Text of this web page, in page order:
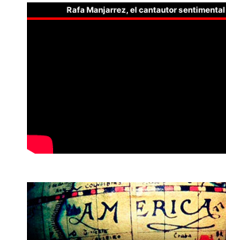
Rafa Manjarrez, el cantautor sentimental